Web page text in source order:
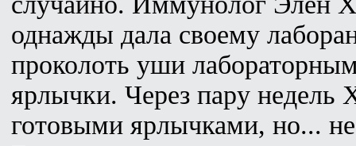
однажды дала своему
проколоть уши
ярлычки. Через пару
готовыми ярлычками, но...